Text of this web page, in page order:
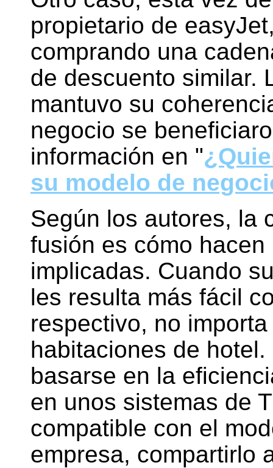
propietario de
comprando una
de descuento similar.
mantuvo su
negocio se
información en "
su modelo de
Según los autores, la
fusión es cómo
implicadas. Cuando
les resulta más fácil
respectivo, no
habitaciones de hotel.
basarse en la
en unos sistemas de
compatible con el
empresa, compartirlo